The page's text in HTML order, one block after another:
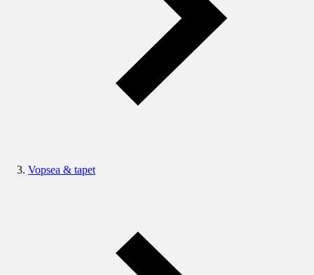
Vopsea & tapet